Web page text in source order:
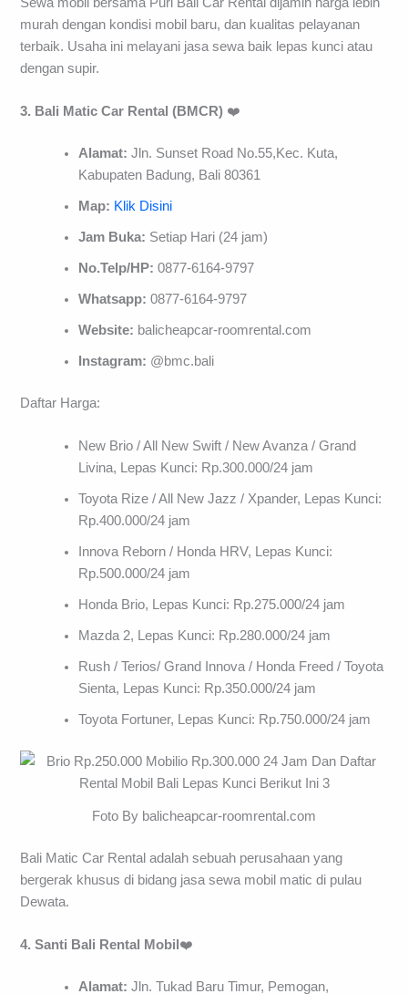
murah dengan kondisi mobil baru, dan kualitas pelayanan
terbaik. Usaha ini melayani jasa sewa baik lepas kunci atau
dengan supir.
3. Bali Matic Car Rental (BMCR) ❤️
Alamat:Jln. Sunset Road No.55,Kec. Kuta,
Kabupaten Badung, Bali 80361
Map: Klik Disini
Jam Buka: Setiap Hari (24 jam)
No.Telp/HP: 0877-6164-9797
Whatsapp:0877-6164-9797
Website: balicheapcar-roomrental.com
Instagram: @bmc.bali
Daftar Harga:
New Brio / All New Swift / New Avanza / Grand
Livina, Lepas Kunci: Rp.300.000/24 jam
Toyota Rize / All New Jazz / Xpander, Lepas Kunci:
Rp.400.000/24 jam
Innova Reborn / Honda HRV, Lepas Kunci:
Rp.500.000/24 jam
Honda Brio, Lepas Kunci: Rp.275.000/24 jam
Mazda 2, Lepas Kunci: Rp.280.000/24 jam
Rush / Terios/ Grand Innova / Honda Freed / Toyota
Sienta, Lepas Kunci: Rp.350.000/24 jam
Toyota Fortuner, Lepas Kunci: Rp.750.000/24 jam
Foto By balicheapcar-roomrental.com
Bali Matic Car Rental adalah sebuah perusahaan yang
bergerak khusus di bidang jasa sewa mobil matic di pulau
Dewata.
4. Santi Bali Rental Mobil ❤️
Alamat:Jln. Tukad Baru Timur, Pemogan,